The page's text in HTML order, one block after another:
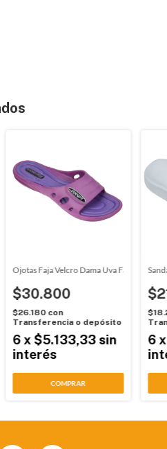
Ojotas Faja Velcro Dama Uva Faraon
$30.800
$26.180 con
Transferencia o depósito
6 x$5.133,33 sin
interés
COMPRAR
6